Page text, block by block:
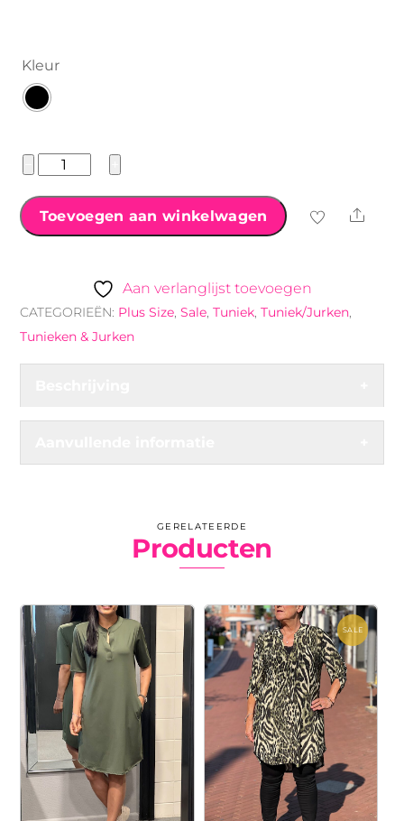
Kleur
Uni
Tuniek
38/42
Toevoegen aan winkelwagen Share
Aan verlanglijst toevoegen
CATEGORIEËN: Plus Size,Sale,Tuniek,Tuniek/Jurken,
Tunieken & Jurken
GERELATEERDE
Producten
SALE